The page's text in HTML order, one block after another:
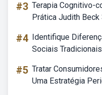
#3 Terapia Cognitivo-
Prática Judith
#4 Identifique
Sociais
#5 Tratar
Uma Estratégia